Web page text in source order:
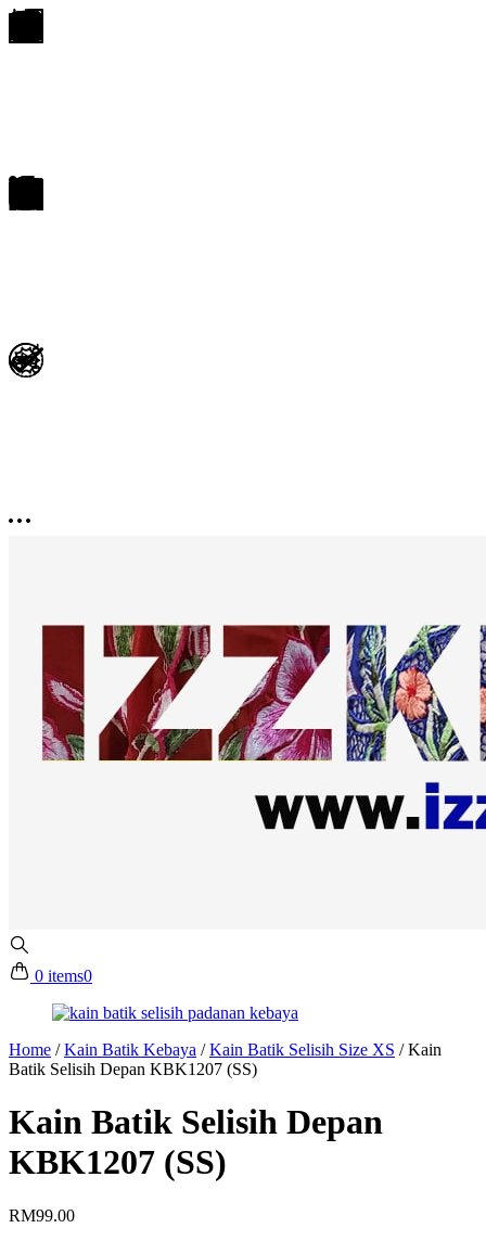
0 items0
Home /Kain Batik Kebaya /Kain Batik Selisih Size XS /Kain
Batik Selisih Depan KBK1207 (SS)
Kain Batik Selisih Depan
KBK1207 (SS)
RM99.00